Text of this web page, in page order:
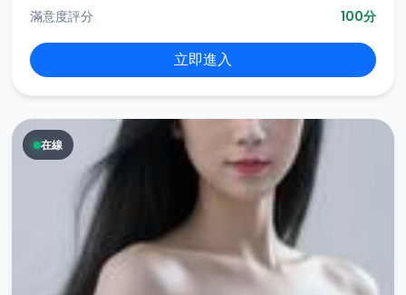
滿意度評分
100分
立即進入
在線